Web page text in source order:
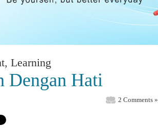
, Learning
Dengan Hati
2 Comments »